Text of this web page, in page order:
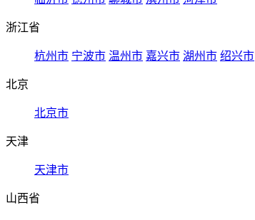
浙江省
杭州市 宁波市 温州市 嘉兴市 湖州市 绍兴市
北京
北京市
天津
天津市
山西省